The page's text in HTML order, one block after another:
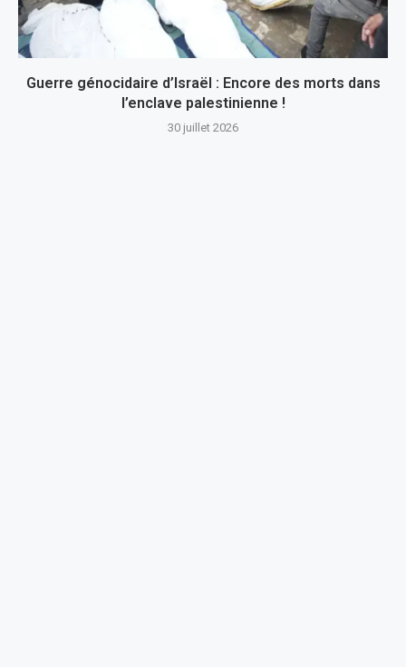
Guerre génocidaire d’Israël : Encore des morts dans
l’enclave palestinienne !
30 juillet 2026